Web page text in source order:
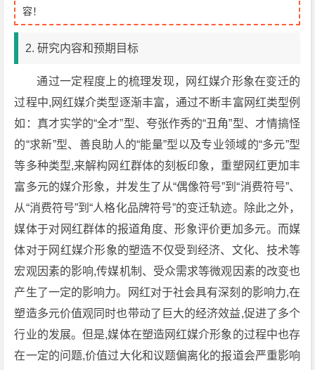
容！
2. 研究内容和预期目标
通过一定程度上的梳理发现，网红媒介形象在变迁的
过程中,网红媒介类型逐渐丰富，通过不断丰富网红类型例
如：真才实学的“全才”型、夸张作秀的“丑角”型、才情搞怪
的“求新”型、善良助人的“能量”型以及专业领域的“多元”型
等多种类型,来解构网红群体的刻板印象，重塑网红更加丰
富多元的媒介形象，并发生了从“偶像符号”到“消费符号”、
从“消费符号”到“人格化品牌符号”的变迁轨迹。除此之外，
媒体于对网红群体的报道角度、形象评价更加多元。而媒
体对于网红媒介形象的塑造不仅受到经济、文化、技术等
宏观因素的影响,传媒机制、受众需求等微观因素的改变也
产生了一定的影响力。网红对于社会具有深刻的影响力,在
塑造多元价值观同时也带动了巨大的经济效益,促进了多个
行业的发展。但是,媒体在塑造网红媒介形象的过程中也存
在一定的问题,价值过大化和议题偏离化的报道会严重影响